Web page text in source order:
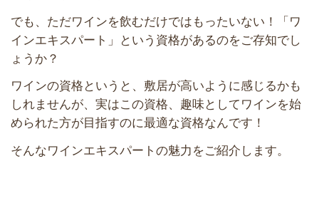
でも、ただワインを飲むだけではもったいない！「ワ
インエキスパート」という資格があるのをご存知でし
ょうか？
ワインの資格というと、敷居が高いように感じるかも
しれませんが、実はこの資格、趣味としてワインを始
められた方が目指すのに最適な資格なんです！
そんなワインエキスパートの魅力をご紹介します。